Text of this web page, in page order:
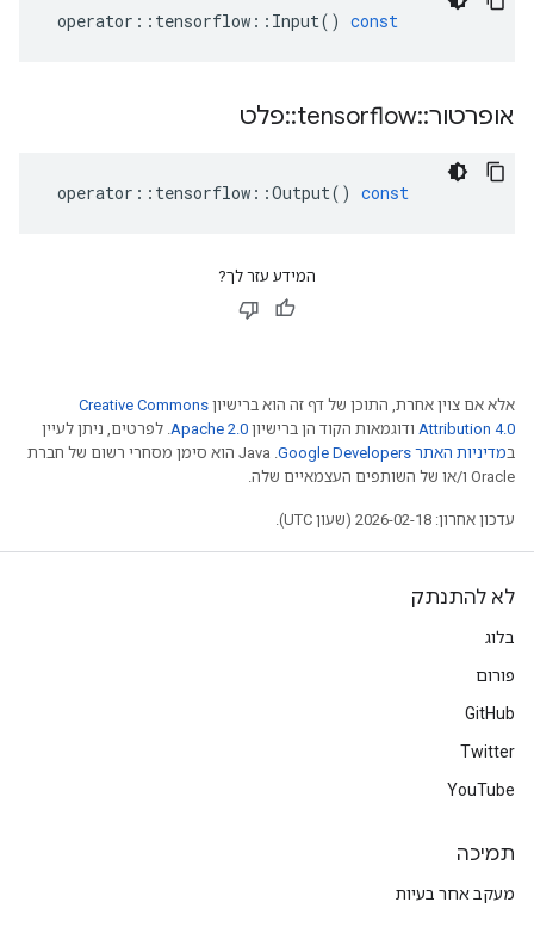
operator :: tensorflow :: Input() const
אופרטור::
tensorflow
::פלט
operator :: tensorflow ::Output() const
המידע עזר לך?
אלא אם צוין אחרת, התוכן של דף זה הוא ברישיון Creative Commons
Attribution 4.0 ודוגמאות הקוד הן ברישיון Apache 2.0. לפרטים, ניתן לעיין
במדיניות האתר Google Developers‏
.‏ Java הוא סימן מסחרי רשום של חברת
Oracle ו/או של השותפים העצמאיים שלה.
עדכון אחרון: 2026-02-18 (שעון UTC).
לא להתנתק
בלוג
פורום
GitHub
Twitter
YouTube
תמיכה
מעקב אחר בעיות